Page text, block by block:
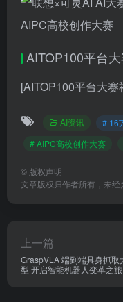
AITOP100平台
[AITOP100平台大
AI资讯
# 16
# AIPC高校创作大赛
© 版权声明
文章版权归作者所有，未经
上一篇
GraspVLA 端到端具身抓取
型 开启智能机器人变革之旅